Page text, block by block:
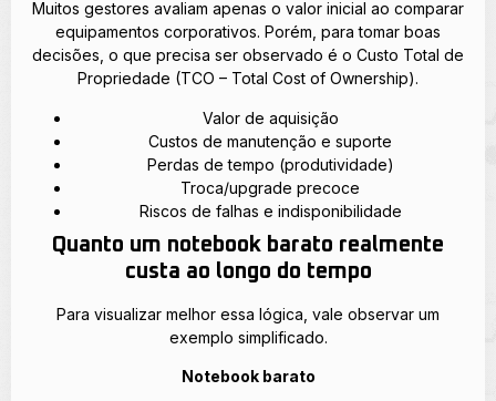
Muitos gestores avaliam apenas o valor inicial ao comparar
equipamentos corporativos. Porém, para tomar boas
decisões, o que precisa ser observado é o Custo Total de
Propriedade (TCO – Total Cost of Ownership).
Valor de aquisição
Custos de manutenção e suporte
Perdas de tempo (produtividade)
Troca/upgrade precoce
Riscos de falhas e indisponibilidade
Quanto um notebook barato realmente
custa ao longo do tempo
Para visualizar melhor essa lógica, vale observar um
exemplo simplificado.
Notebook barato